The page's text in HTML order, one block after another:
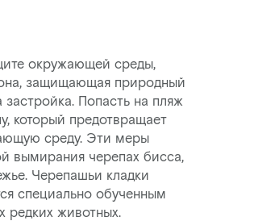
окружающей среды,
защищающая природный
Попасть на пляж
который предотвращает
среду. Эти меры
вымирания черепах бисса,
Черепашьи кладки
специально обученным
редких животных.